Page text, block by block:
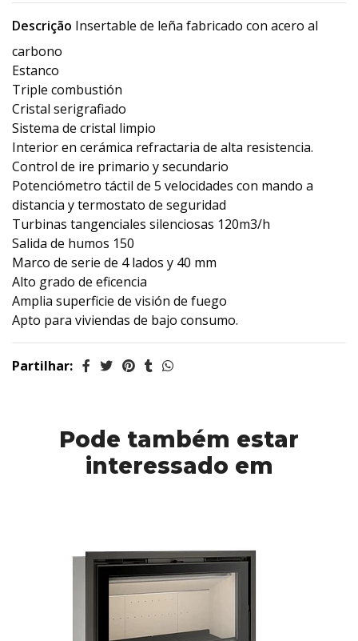
Descrição Insertable de leña fabricado con acero al
carbono
Estanco
Triple combustión
Cristal serigrafiado
Sistema de cristal limpio
Interior en cerámica refractaria de alta resistencia.
Control de ire primario y secundario
Potenciómetro táctil de 5 velocidades con mando a
distancia y termostato de seguridad
Turbinas tangenciales silenciosas 120m3/h
Salida de humos 150
Marco de serie de 4 lados y 40 mm
Alto grado de eficencia
Amplia superficie de visión de fuego
Apto para viviendas de bajo consumo.
Partilhar:
Pode também estar
interessado em